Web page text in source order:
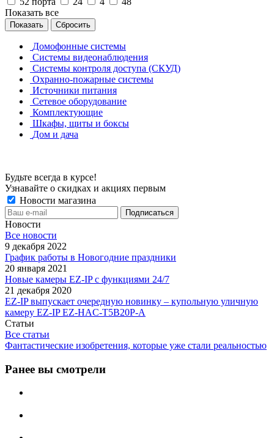
Показать все
Сбросить
Домофонные системы
Системы видеонаблюдения
Системы контроля доступа (СКУД)
Охранно-пожарные системы
Источники питания
Сетевое оборудование
Комплектующие
Шкафы, щиты и боксы
Дом и дача
Будьте всегда в курсе!
Узнавайте о скидках и акциях первым
Новости магазина
Новости
Все новости
9 декабря 2022
График работы в Новогодние праздники
20 января 2021
Новые камеры EZ-IP с функциями 24/7
21 декабря 2020
EZ-IP выпускает очередную новинку – купольную уличную
камеру EZ-IP EZ-HAC-T5B20P-A
Статьи
Все статьи
Фантастические изобретения, которые уже стали реальностью
Ранее вы смотрели